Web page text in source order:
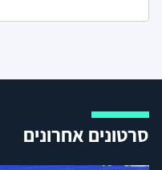
סרטונים אחרונים